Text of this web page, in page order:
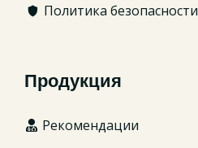
Политика безопасности
Продукция
Рекомендации